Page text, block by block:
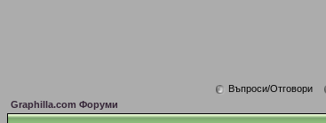
Въпроси/Отговори
Graphilla.com Форуми